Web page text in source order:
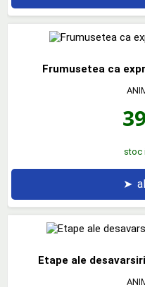
Frumusetea ca
39
stoc
➤
Etape ale